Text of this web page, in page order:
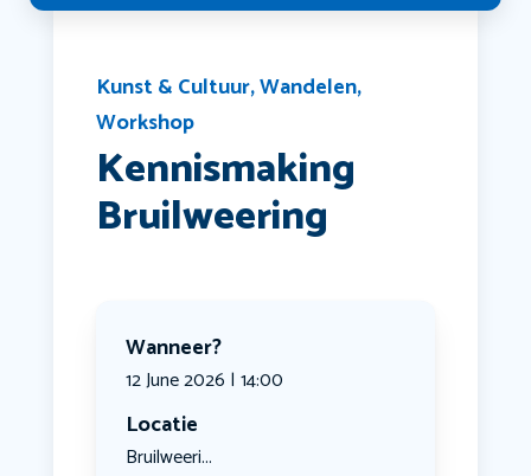
Kunst & Cultuur,Wandelen,
Workshop
Kennismaking
Bruilweering
Wanneer?
12 June 2026 | 14:00
Locatie
Bruilweeri...